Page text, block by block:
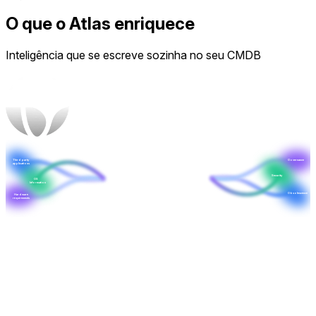
O que o Atlas enriquece
Inteligência que se escreve sozinha no seu CMDB
Obsolescence
Security
Governance
Third party
applications
Hardware
requirements
OS
Information